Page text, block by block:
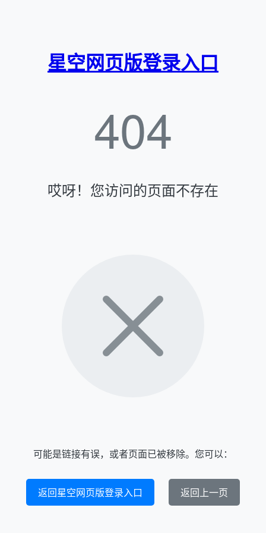
星空网页版登录入口
404
哎呀！您访问的页面不存在
可能是链接有误，或者页面已被移除。您可以：
返回星空网页版登录入口 返回上一页